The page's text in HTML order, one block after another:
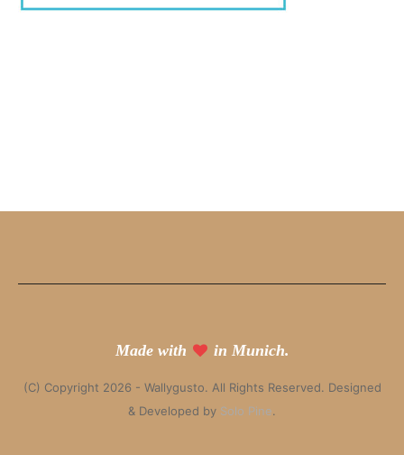
Made with in Munich.
(C) Copyright 2026 - Wallygusto. All Rights Reserved. Designed
& Developed by Solo Pine.